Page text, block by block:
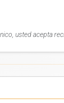
usted acepta